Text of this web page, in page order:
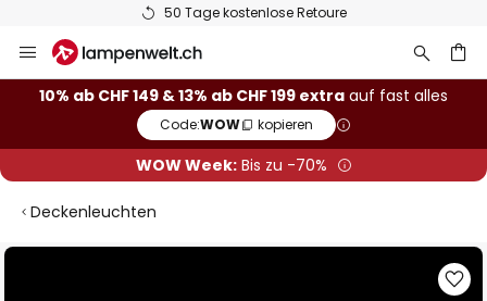
50 Tage kostenlose Retoure
Inhalt
springen
10% ab CHF 149 & 13% ab CHF 199 extra auf fast alles
Code:WOW kopieren
WOW Week:Bis zu -70%
Deckenleuchten
Zum